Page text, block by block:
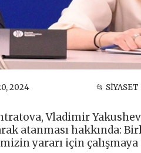
2024 📂 SİYASET
Vladimir
atanması hakkında:
yararı için çalışmaya